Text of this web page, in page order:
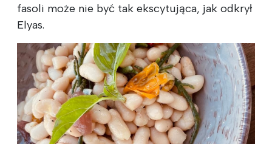
fasoli może nie być tak ekscytująca, jak odkrył
Elyas.